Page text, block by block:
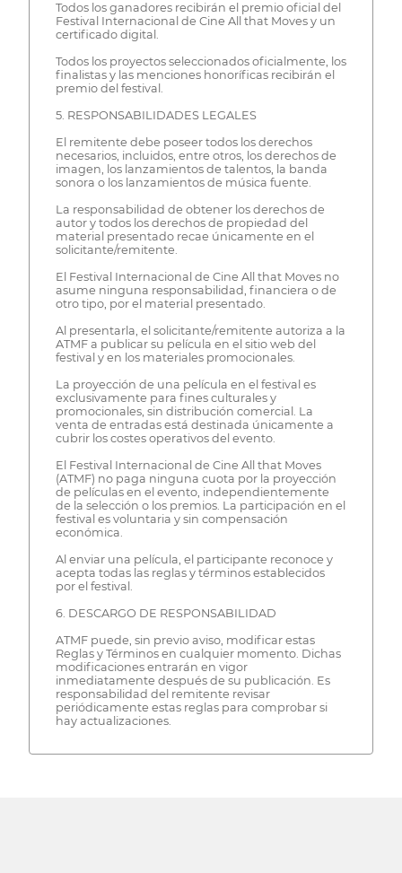
Todos los ganadores recibirán el premio oficial del
Festival Internacional de Cine All that Moves y un
certificado digital.
Todos los proyectos seleccionados oficialmente, los
finalistas y las menciones honoríficas recibirán el
premio del festival.
5. RESPONSABILIDADES LEGALES
El remitente debe poseer todos los derechos
necesarios, incluidos, entre otros, los derechos de
imagen, los lanzamientos de talentos, la banda
sonora o los lanzamientos de música fuente.
La responsabilidad de obtener los derechos de
autor y todos los derechos de propiedad del
material presentado recae únicamente en el
solicitante/remitente.
El Festival Internacional de Cine All that Moves no
asume ninguna responsabilidad, financiera o de
otro tipo, por el material presentado.
Al presentarla, el solicitante/remitente autoriza a la
ATMF a publicar su película en el sitio web del
festival y en los materiales promocionales.
La proyección de una película en el festival es
exclusivamente para fines culturales y
promocionales, sin distribución comercial. La
venta de entradas está destinada únicamente a
cubrir los costes operativos del evento.
El Festival Internacional de Cine All that Moves
(ATMF) no paga ninguna cuota por la proyección
de películas en el evento, independientemente
de la selección o los premios. La participación en el
festival es voluntaria y sin compensación
económica.
Al enviar una película, el participante reconoce y
acepta todas las reglas y términos establecidos
por el festival.
6. DESCARGO DE RESPONSABILIDAD
ATMF puede, sin previo aviso, modificar estas
Reglas y Términos en cualquier momento. Dichas
modificaciones entrarán en vigor
inmediatamente después de su publicación. Es
responsabilidad del remitente revisar
periódicamente estas reglas para comprobar si
hay actualizaciones.